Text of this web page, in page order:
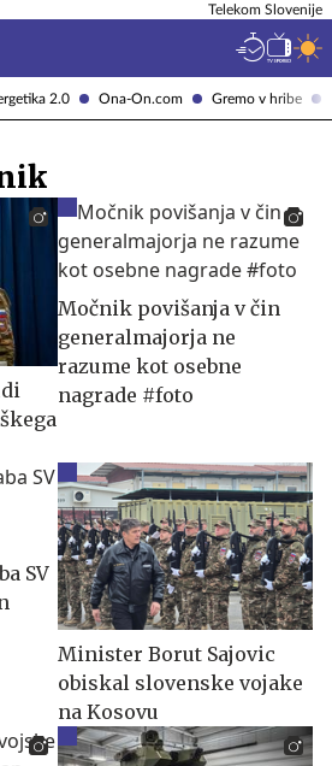
2.0 Ona-On.com Gremo v hribe
Telekom Slovenije
Močnik povišanja v čin
generalmajorja ne
razume kot osebne
nagrade #foto
SV
Minister Borut Sajovic
obiskal slovenske vojake
na Kosovu